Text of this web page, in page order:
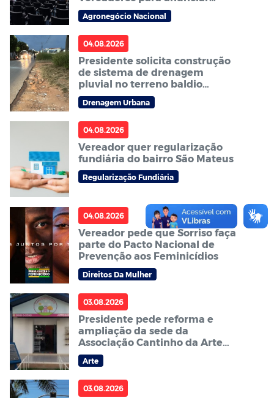
Abertura Nacional do Plantio
da Soja 2026/27
Agronegócio Nacional
04.08.2026
Presidente solicita construção
de sistema de drenagem
pluvial no terreno baldio
localizado ao lado da
Faculdade Fasipe
Drenagem Urbana
04.08.2026
Vereador quer regularização
fundiária do bairro São Mateus
Regularização Fundiária
04.08.2026
Vereador pede que Sorriso faça
parte do Pacto Nacional de
Prevenção aos Feminicídios
Direitos Da Mulher
03.08.2026
Presidente pede reforma e
ampliação da sede da
Associação Cantinho da Arte
de Sorriso – ACAS
Arte
03.08.2026